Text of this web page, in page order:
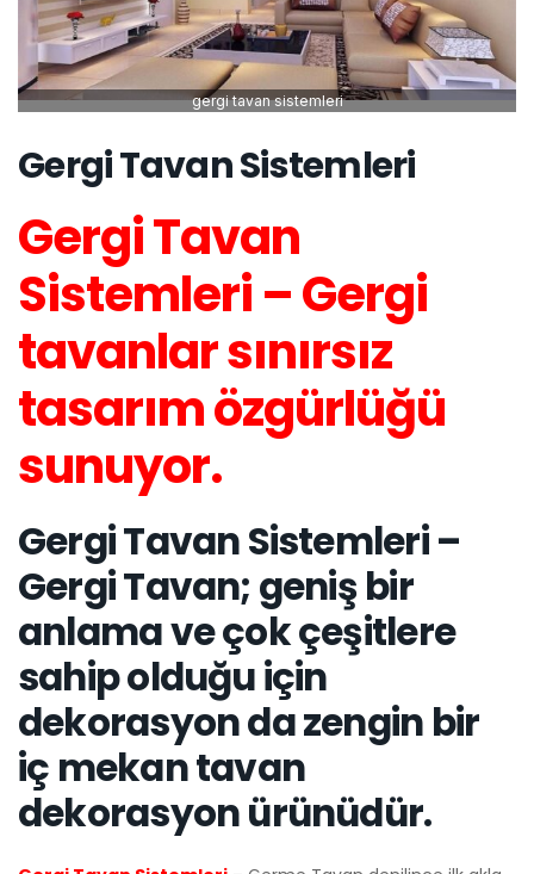
gergi tavan sistemleri
Gergi Tavan Sistemleri
Gergi Tavan
Sistemleri – Gergi
tavanlar sınırsız
tasarım özgürlüğü
sunuyor.
Gergi Tavan Sistemleri –
Gergi Tavan; geniş bir
anlama ve çok çeşitlere
sahip olduğu için
dekorasyon da zengin bir
iç mekan tavan
dekorasyon ürünüdür.